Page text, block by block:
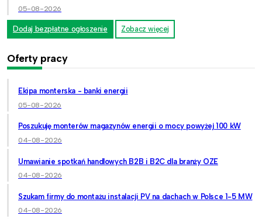
05-08-2026
Dodaj bezpłatne ogłoszenie Zobacz więcej
Oferty pracy
Ekipa monterska - banki energii
05-08-2026
Poszukuję monterów magazynów energii o mocy powyżej 100 kW
04-08-2026
Umawianie spotkań handlowych B2B i B2C dla branży OZE
04-08-2026
Szukam firmy do montażu instalacji PV na dachach w Polsce 1-5 MW
04-08-2026